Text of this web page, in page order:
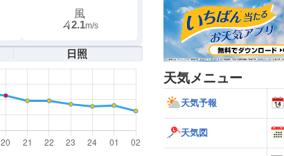
風
2.1m/s
日照
天気メニュー
天気予報
天気図